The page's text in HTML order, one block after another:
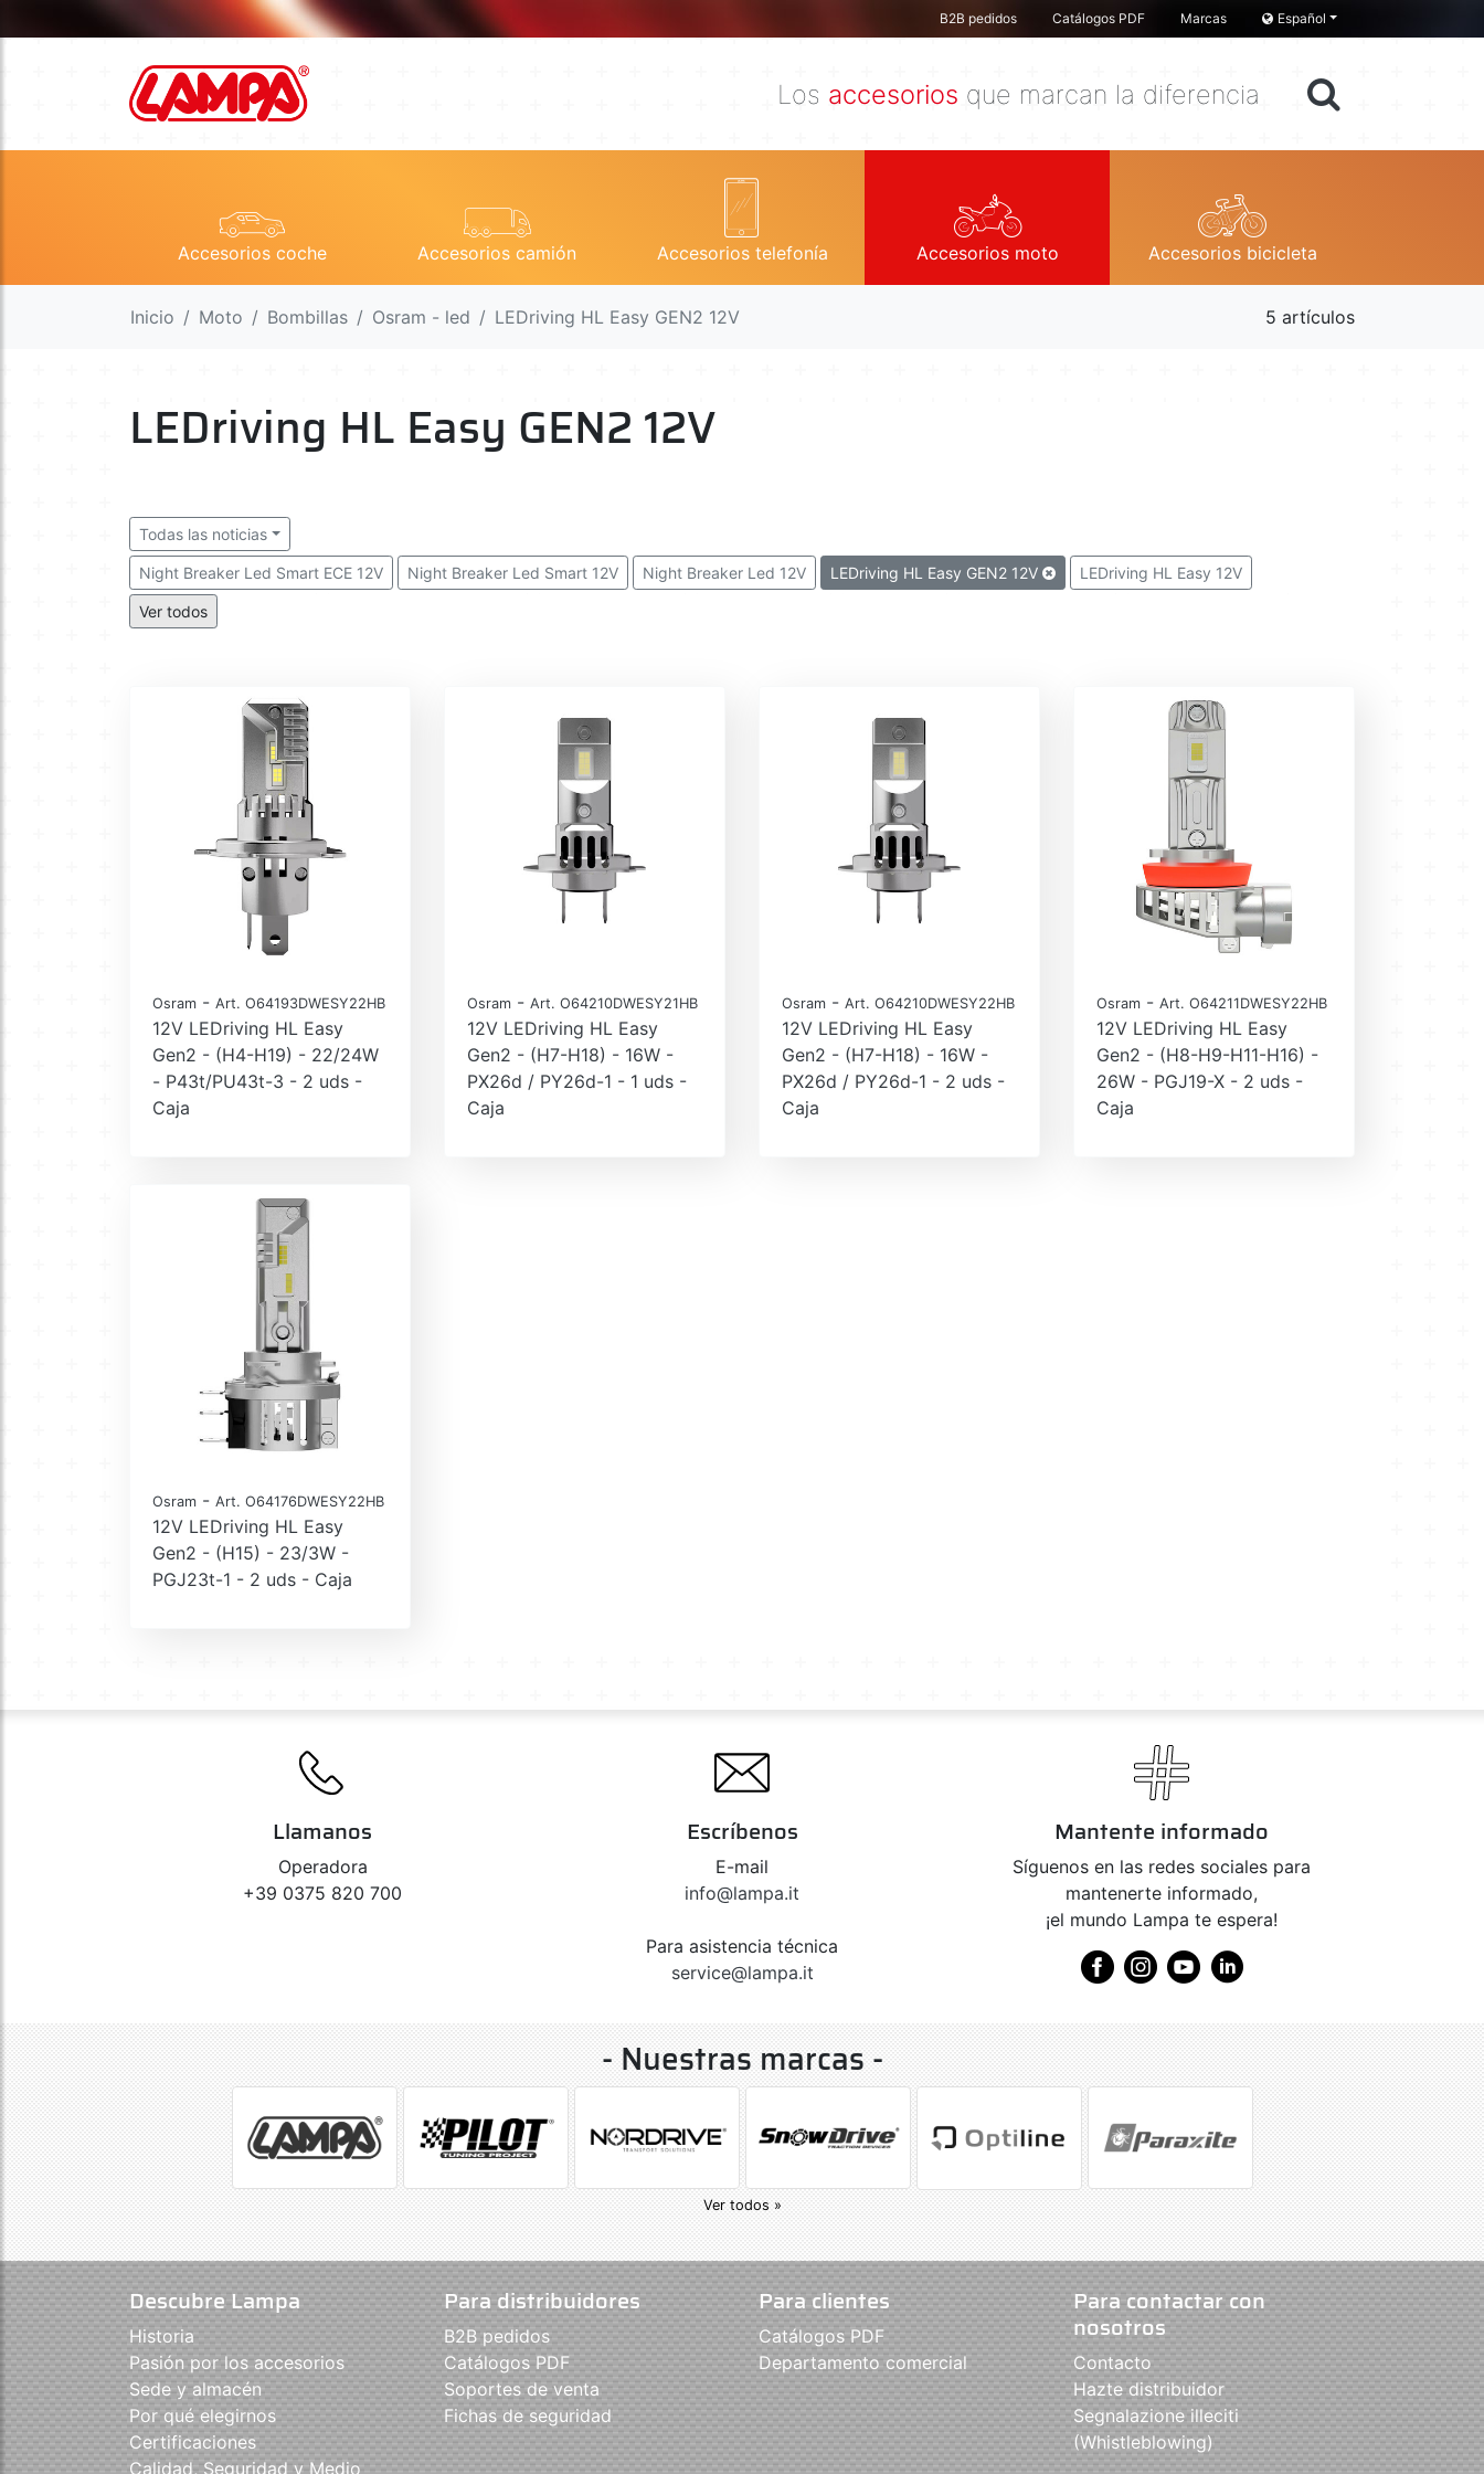
B2B pedidos Catálogos PDF Marcas Español
Los accesorios que marcan la diferencia
Accesorios coche Accesorios camión Accesorios telefonía Accesorios moto Accesorios bicicleta
Inicio Moto Bombillas Osram - led LEDriving HL Easy GEN2 12V 5 artículos
LEDriving HL Easy GEN2 12V
Todas las noticias
Night Breaker Led Smart ECE 12V Night Breaker Led Smart 12V Night Breaker Led 12V LEDriving HL Easy GEN2 12V LEDriving HL Easy 12V
LEDriving HL Bright 12V
Ver todos
Osram - Art. O64193DWESY22HB
12V LEDriving HL Easy
Gen2 - (H4-H19) - 22/24W
- P43t/PU43t-3 - 2 uds -
Caja
Osram - Art. O64210DWESY21HB
12V LEDriving HL Easy
Gen2 - (H7-H18) - 16W -
PX26d / PY26d-1 - 1 uds -
Caja
Osram - Art. O64210DWESY22HB
12V LEDriving HL Easy
Gen2 - (H7-H18) - 16W -
PX26d / PY26d-1 - 2 uds -
Caja
Osram - Art. O64211DWESY22HB
12V LEDriving HL Easy
Gen2 - (H8-H9-H11-H16) -
26W - PGJ19-X - 2 uds -
Caja
Osram - Art. O64176DWESY22HB
12V LEDriving HL Easy
Gen2 - (H15) - 23/3W -
PGJ23t-1 - 2 uds - Caja
Llamanos
Operadora
+39 0375 820 700
Escríbenos
E-mail
info@lampa.it
Para asistencia técnica
service@lampa.it
Mantente informado
Síguenos en las redes sociales para
mantenerte informado,
¡el mundo Lampa te espera!
- Nuestras marcas -
Ver todos »
Descubre Lampa
Historia
Pasión por los accesorios
Sede y almacén
Por qué elegirnos
Certificaciones
Calidad, Seguridad y Medio
Para distribuidores
B2B pedidos
Catálogos PDF
Soportes de venta
Fichas de seguridad
Para clientes
Catálogos PDF
Departamento comercial
Para contactar con
nosotros
Contacto
Hazte distribuidor
Segnalazione illeciti
(Whistleblowing)